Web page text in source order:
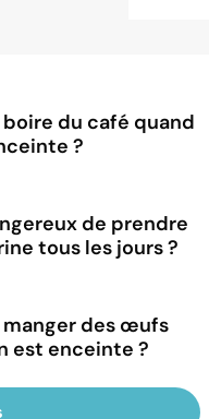
du café quand
?
de prendre
tous les jours ?
des œufs
est enceinte ?